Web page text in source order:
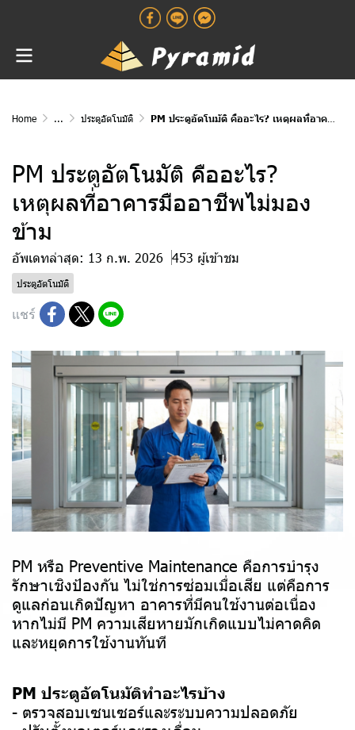
Home ... ประตูอัตโนมัติ PM ประตูอัตโนมัติ คืออะไร? เหตุผลที่อาคารมืออาชีพไม่มองข้าม
PM ประตูอัตโนมัติ คืออะไร?
เหตุผลที่อาคารมืออาชีพไม่มอง
ข้าม
อัพเดทล่าสุด: 13 ก.พ. 2026 453 ผู้เข้าชม
ประตูอัตโนมัติ
แชร์
PM หรือ Preventive Maintenance คือการบำรุง
รักษาเชิงป้องกัน ไม่ใช่การซ่อมเมื่อเสีย แต่คือการ
ดูแลก่อนเกิดปัญหา อาคารที่มีคนใช้งานต่อเนื่อง
หากไม่มี PM ความเสียหายมักเกิดแบบไม่คาดคิด
และหยุดการใช้งานทันที
PM ประตูอัตโนมัติทำอะไรบ้าง
- ตรวจสอบเซนเซอร์และระบบความปลอดภัย